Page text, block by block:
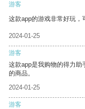
游客
这款app的游戏非常好玩，
2024-01-25
游客
这款app是我购物的得力
的商品。
2024-01-25
游客